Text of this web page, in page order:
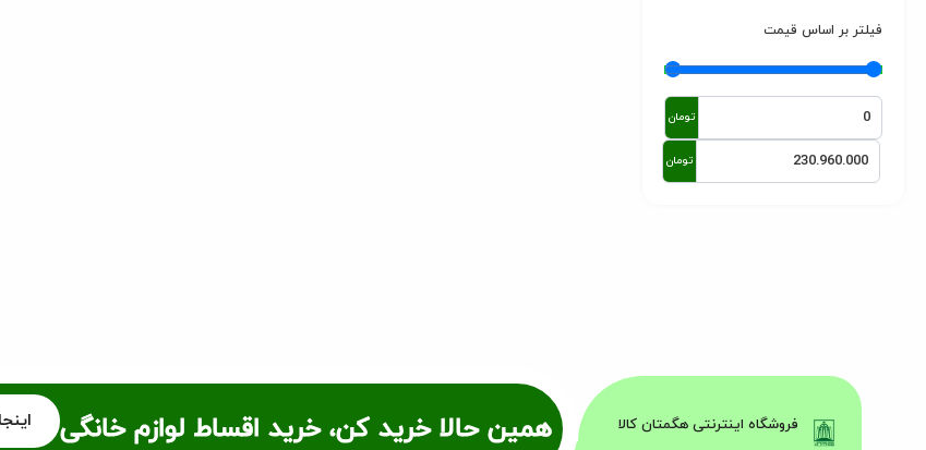
فیلتر بر اساس قیمت
تومان
تومان
همین حالا خرید کن، خرید اقساط لوازم خانگی فروشگاه اینترنتی هگمتان کالا